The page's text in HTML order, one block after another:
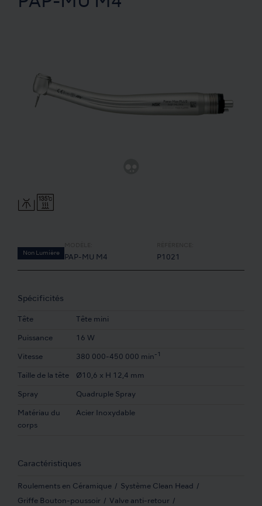
Non Lumière
PAP-MU M4 P1021
Spécificités
Tête Tête mini
Puissance 16 W
Vitesse 380 000-450 000 min -1
Taille de la tête Ø10,6 x H 12,4 mm
Spray Quadruple Spray
Matériau du
corps
Acier Inoxydable
Caractéristiques
Roulements en Céramique Système Clean Head
Griffe Bouton-poussoir Valve anti-retour